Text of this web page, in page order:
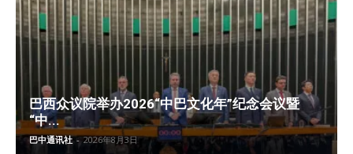
巴西众议院举办2026“中巴文化年”纪念会议暨
“中...
巴中通讯社 - 2026年8月3日